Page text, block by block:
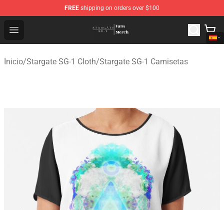
FREE shipping on orders over $100
Open menu
Stargate SG-1 Store - Official Stargate SG-1
Inicio/Stargate SG-1 Cloth/Stargate SG-1 Camisetas